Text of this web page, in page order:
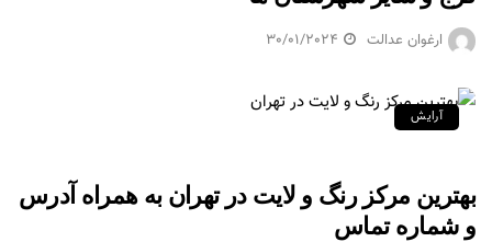
ارغوان عدالت 30/01/2024
آرایش
بهترین مرکز رنگ و لایت در تهران به همراه آدرس
و شماره تماس